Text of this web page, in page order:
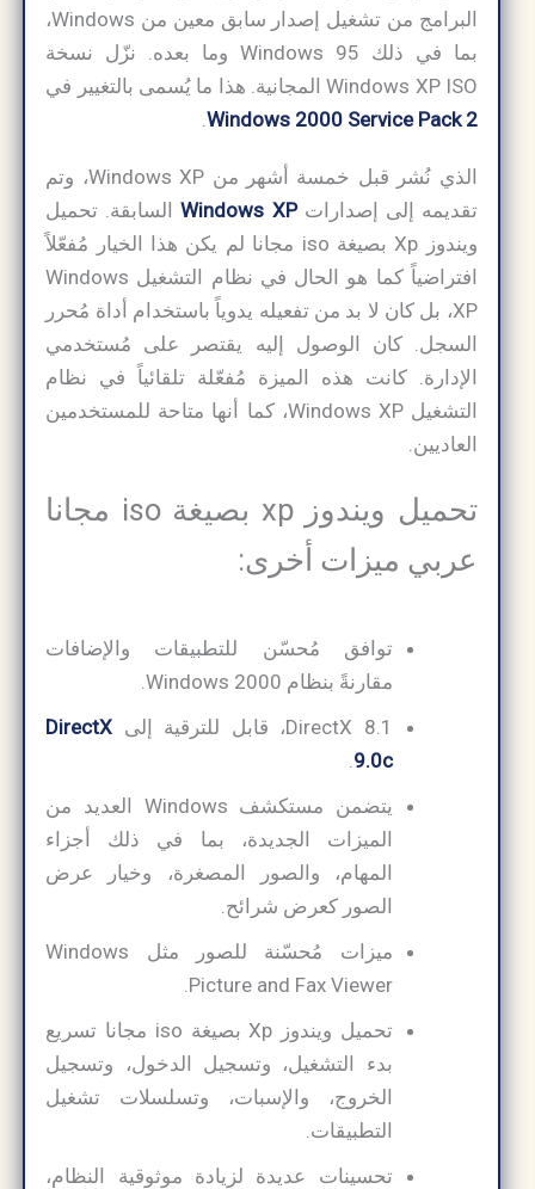
البرامج من تشغيل إصدار سابق معين من Windows،
بما في ذلك Windows 95 وما بعده. نزّل نسخة
Windows XP ISO المجانية. هذا ما يُسمى بالتغيير في
Windows 2000 Service Pack 2
.
الذي نُشر قبل خمسة أشهر من Windows XP، وتم
تقديمه إلى إصداراتWindows XPالسابقة. تحميل
ويندوز Xp بصيغة iso مجانا لم يكن هذا الخيار مُفعّلاً
افتراضياً كما هو الحال في نظام التشغيل Windows
XP، بل كان لا بد من تفعيله يدوياً باستخدام أداة مُحرر
السجل. كان الوصول إليه يقتصر على مُستخدمي
الإدارة. كانت هذه الميزة مُفعّلة تلقائياً في نظام
التشغيل Windows XP، كما أنها متاحة للمستخدمين
العاديين.
تحميل ويندوز xp بصيغة iso مجانا
عربي ميزات أخرى:
توافق مُحسّن للتطبيقات والإضافات
مقارنةً بنظام Windows 2000.
DirectX 8.1، قابل للترقية إلى
DirectX
9.0c
.
يتضمن مستكشف Windows العديد من
الميزات الجديدة، بما في ذلك أجزاء
المهام، والصور المصغرة، وخيار عرض
الصور كعرض شرائح.
ميزات مُحسّنة للصور مثل Windows
Picture and Fax Viewer.
تحميل ويندوز Xp بصيغة iso مجانا تسريع
بدء التشغيل، وتسجيل الدخول، وتسجيل
الخروج، والإسبات، وتسلسلات تشغيل
التطبيقات.
تحسينات عديدة لزيادة موثوقية النظام،